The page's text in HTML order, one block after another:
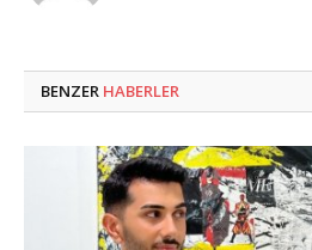
BENZER HABERLER